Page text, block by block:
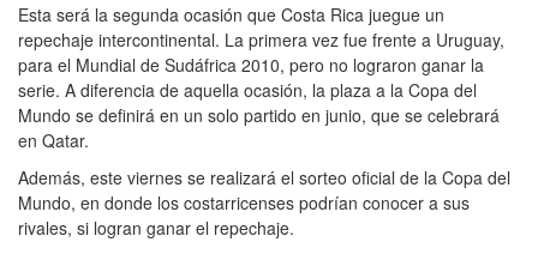
Esta será la segunda ocasión que Costa Rica juegue un
repechaje intercontinental. La primera vez fue frente a Uruguay,
para el Mundial de Sudáfrica 2010, pero no lograron ganar la
serie. A diferencia de aquella ocasión, la plaza a la Copa del
Mundo se definirá en un solo partido en junio, que se celebrará
en Qatar.
Además, este viernes se realizará el sorteo oficial de la Copa del
Mundo, en donde los costarricenses podrían conocer a sus
rivales, si logran ganar el repechaje.